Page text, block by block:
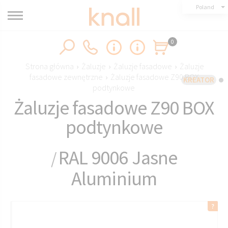
KREATOR
Poland
0
Strona główna › Żaluzje › Żaluzje fasadowe › Żaluzje
fasadowe zewnętrzne
› Żaluzje fasadowe Z90 BOX
podtynkowe
Żaluzje fasadowe Z90 BOX
podtynkowe
/RAL 9006 Jasne
Aluminium